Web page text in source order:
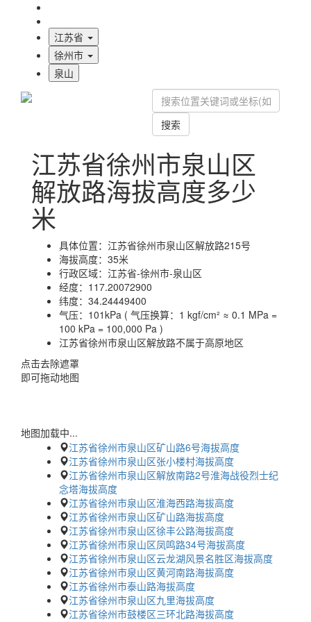
江苏省
徐州市
泉山
搜索
江苏省徐州市泉山区
解放路海拔高度多少
米
具体位置： 江苏省徐州市泉山区解放路215号
海拔高度： 35米
行政区域： 江苏省-徐州市-泉山区
经度： 117.20072900
纬度： 34.24449400
气压： 101kPa ( 气压换算：1 kgf/cm² ≈ 0.1 MPa =
100 kPa = 100,000 Pa )
江苏省徐州市泉山区解放路不属于高原地区
点击去除遮罩
即可拖动地图
地图加载中...
江苏省徐州市泉山区矿山路6号海拔高度
江苏省徐州市泉山区张小楼村海拔高度
江苏省徐州市泉山区解放南路2号淮海战役烈士纪
念塔海拔高度
江苏省徐州市泉山区淮海西路海拔高度
江苏省徐州市泉山区矿山路海拔高度
江苏省徐州市泉山区徐丰公路海拔高度
江苏省徐州市泉山区凤鸣路34号海拔高度
江苏省徐州市泉山区云龙湖风景名胜区海拔高度
江苏省徐州市泉山区黄河南路海拔高度
江苏省徐州市泰山路海拔高度
江苏省徐州市泉山区九里海拔高度
江苏省徐州市鼓楼区三环北路海拔高度